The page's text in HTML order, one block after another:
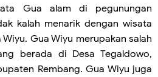
Gua alam di pegunungan
kalah menarik dengan wisata
Gua Wiyu merupakan salah
berada di Desa Tegaldowo,
Rembang. Gua Wiyu juga